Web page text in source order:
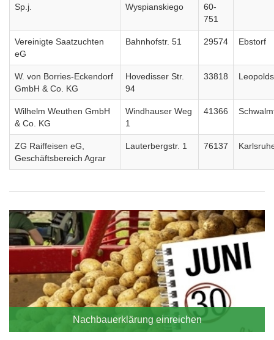
Sp.j.
Wyspianskiego
60-
751
Vereinigte Saatzuchten
eG
Bahnhofstr. 51 29574 Ebstorf
W. von Borries-Eckendorf
GmbH & Co. KG
Hovedisser Str.
94
33818
Wilhelm Weuthen GmbH
& Co. KG
Windhauser Weg
1
41366
ZG Raiffeisen eG,
Geschäftsbereich Agrar
Lauterbergstr. 1 76137
Blocknavigation
NBE
Nachbauerklärung einreichen